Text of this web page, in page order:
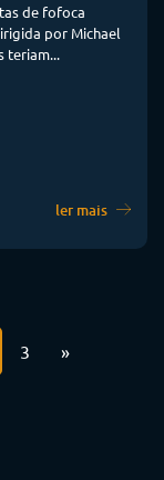
de fofoca
por Michael
teriam...
ler mais
3 »